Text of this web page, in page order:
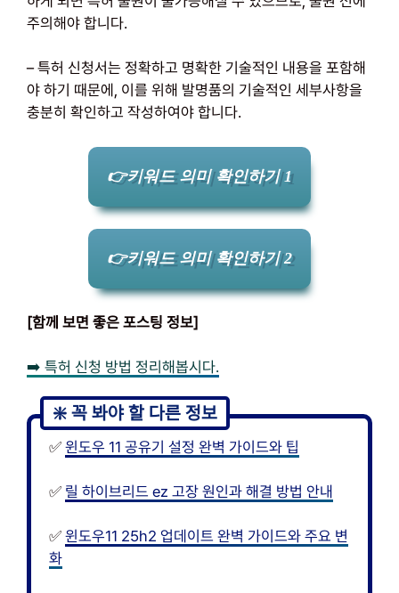
주의해야 합니다.
– 특허 신청서는 정확하고 명확한 기술적인 내용을 포함해
야 하기 때문에, 이를 위해 발명품의 기술적인 세부사항을
충분히 확인하고 작성하여야 합니다.
👉키워드 의미 확인하기 1
👉키워드 의미 확인하기 2
[함께 보면 좋은 포스팅 정보]
➡️ 특허 신청 방법 정리해봅시다.
✅ 윈도우 11 공유기 설정 완벽 가이드와 팁
✅ 릴 하이브리드 ez 고장 원인과 해결 방법 안내
✅ 윈도우11 25h2 업데이트 완벽 가이드와 주요 변
화